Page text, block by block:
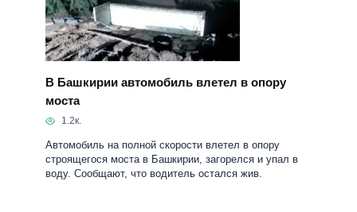
В Башкирии автомобиль влетел в опору
моста
1.2к.
Автомобиль на полной скорости влетел в опору
строящегося моста в Башкирии, загорелся и упал в
воду. Сообщают, что водитель остался жив.